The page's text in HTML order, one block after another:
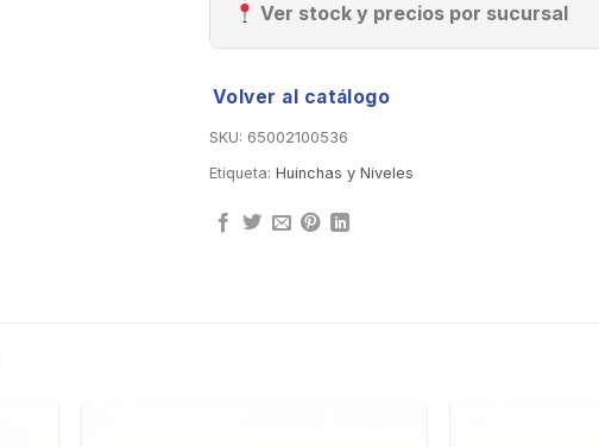
Ver stock y precios por sucursal
Volver al catálogo
SKU: 65002100536
Etiqueta: Huinchas y Niveles